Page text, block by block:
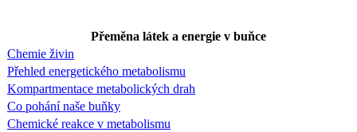
Přeměna látek a energie v buňce
Chemie živin
Přehled energetického metabolismu
Kompartmentace metabolických drah
Co pohání naše buňky
Chemické reakce v metabolismu